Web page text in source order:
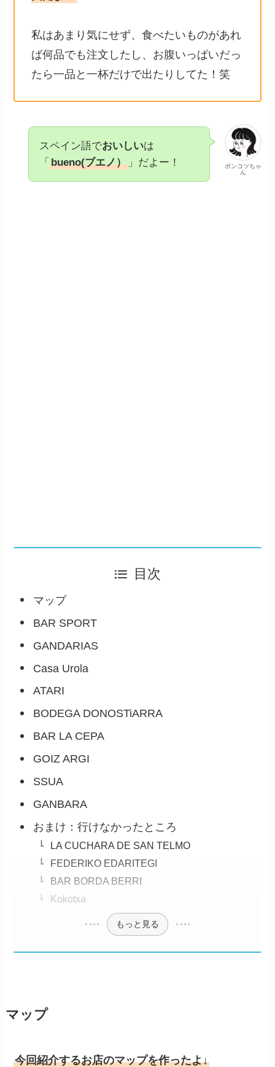
私はあまり気にせず、食べたいものがあれ
ば何品でも注文したし、お腹いっぱいだっ
たら一品と一杯だけで出たりしてた！笑
ポンコツちゃ
ん
スペイン語でおいしいは
「bueno(ブエノ） 」だよー！
目次
マップ
BAR SPORT
GANDARIAS
Casa Urola
ATARI
BODEGA DONOSTiARRA
BAR LA CEPA
GOIZ ARGI
SSUA
GANBARA
おまけ：行けなかったところ
LA CUCHARA DE SAN TELMO
FEDERIKO EDARITEGI
BAR BORDA BERRI
Kokotxa
もっと見る
マップ
今回紹介するお店のマップを作ったよ↓